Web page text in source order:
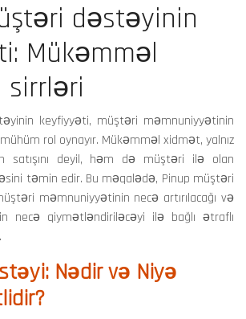
dəstəyinin
Mükəmməl
keyfiyyəti, müştəri məmnuniyyətinin
rol oynayır. Mükəmməl xidmət, yalnız
satışını deyil, həm də müştəri ilə olan
təmin edir. Bu məqalədə, Pinup müştəri
məmnuniyyətinin necə artırılacağı və
necə qiymətləndiriləcəyi ilə bağlı ətraflı
Nədir və Niyə